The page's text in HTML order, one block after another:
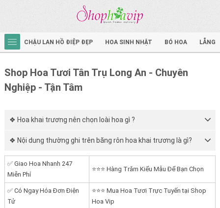
CHẬU LAN HỒ ĐIỆP ĐẸP HOA SINH NHẬT BÓ HOA LẴNG
Shop Hoa Tươi Tân Trụ Long An - Chuyên
Nghiệp - Tận Tâm
❖ Hoa khai trương nên chọn loài hoa gì ?
❖ Nội dung thường ghi trên băng rôn hoa khai trương là gì?
✅ Giao Hoa Nhanh 247
Miễn Phí
⭐⭐⭐ Hàng Trăm Kiểu Mẫu Để Bạn Chọn
✅ Có Ngay Hóa Đơn Điện
Tử
⭐⭐⭐ Mua Hoa Tươi Trực Tuyến tại Shop
Hoa Vip